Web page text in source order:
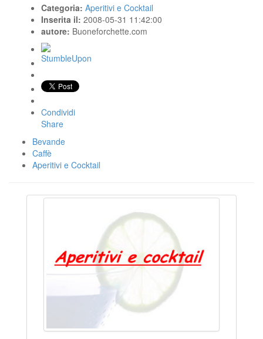
Categoria: Aperitivi e Cocktail
Inserita il: 2008-05-31 11:42:00
autore: Buoneforchette.com
Condividi
Share
Bevande
Caffè
Aperitivi e Cocktail